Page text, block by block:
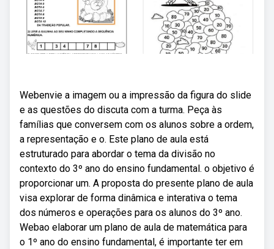
Webenvie a imagem ou a impressão da figura do slide
e as questões do discuta com a turma. Peça às
famílias que conversem com os alunos sobre a ordem,
a representação e o. Este plano de aula está
estruturado para abordar o tema da divisão no
contexto do 3º ano do ensino fundamental. o objetivo é
proporcionar um. A proposta do presente plano de aula
visa explorar de forma dinâmica e interativa o tema
dos números e operações para os alunos do 3º ano.
Webao elaborar um plano de aula de matemática para
o 1º ano do ensino fundamental, é importante ter em